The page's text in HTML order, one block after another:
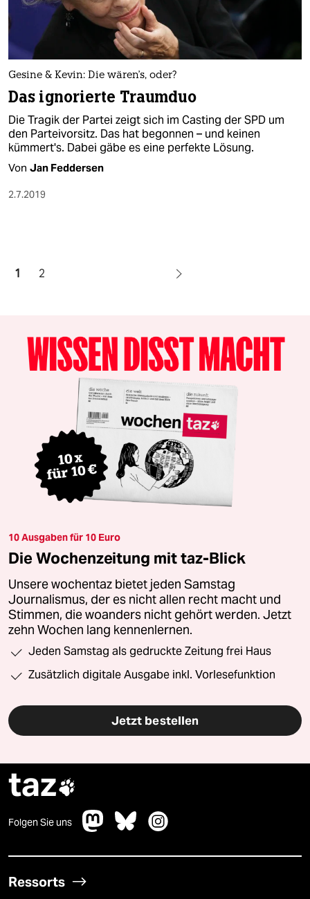
Gesine & Kevin: Die wären's, oder?
Das ignorierte Traumduo
Die Tragik der Partei zeigt sich im Casting der SPD um
den Parteivorsitz. Das hat begonnen – und keinen
kümmert's. Dabei gäbe es eine perfekte Lösung.
Von Jan Feddersen
2.7.2019
1 2
10 Ausgaben für 10 Euro
Die Wochenzeitung mit taz-Blick
Unsere wochentaz bietet jeden Samstag
Journalismus, der es nicht allen recht macht und
Stimmen, die woanders nicht gehört werden. Jetzt
zehn Wochen lang kennenlernen.
Jeden Samstag als gedruckte Zeitung frei Haus
Zusätzlich digitale Ausgabe inkl. Vorlesefunktion
Jetzt bestellen
taz
Folgen Sie uns
Ressorts